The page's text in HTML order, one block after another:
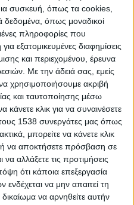
συσκευή, όπως τα cookies,
δεδομένα, όπως μοναδικοί
πληροφορίες που
εξατομικευμένες διαφημίσεις
και περιεχομένου, έρευνα
Με την άδειά σας, εμείς
χρησιμοποιήσουμε ακριβή
και ταυτοποίησης μέσω
κλικ για να συναινέσετε
1538 συνεργάτες μας όπως
μπορείτε να κάνετε κλικ
ή να αποκτήσετε πρόσβαση σε
αλλάξετε τις προτιμήσεις
ότι κάποια επεξεργασία
να μην απαιτεί τη
να αρνηθείτε αυτήν
ενώ με
το «Εμπόριο»
κλάδοςπιστεύετε ότι
στην περιοχή;»
8%«το Εμπόριο»και ένα
έδωσε «Mεμονωμένες
με τα προβλήματα
κάποιον
στην περιοχή.